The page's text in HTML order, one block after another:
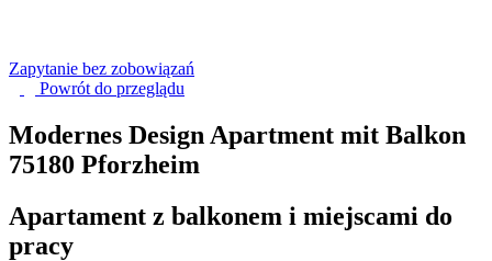
Zapytanie bez zobowiązań
Powrót do przeglądu
Modernes Design Apartment mit Balkon
75180 Pforzheim
Apartament z balkonem i miejscami do
pracy